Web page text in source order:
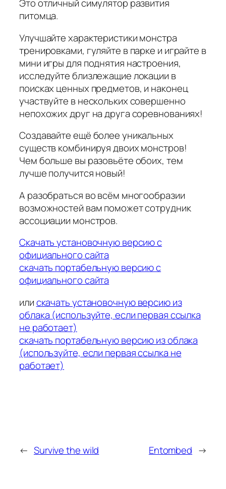
Это отличный симулятор развития
питомца.
Улучшайте характеристики монстра
тренировками, гуляйте в парке и играйте в
мини игры для поднятия настроения,
исследуйте близлежащие локации в
поисках ценных предметов, и наконец
участвуйте в нескольких совершенно
непохожих друг на друга соревнованиях!
Создавайте ещё более уникальных
существ комбинируя двоих монстров!
Чем больше вы разовьёте обоих, тем
лучше получится новый!
А разобраться во всём многообразии
возможностей вам поможет сотрудник
ассоциации монстров.
Скачать установочную версию с
официального сайта
скачать портабельную версию с
официального сайта
илискачать установочную версию из
облака (используйте, если первая ссылка
не работает)
скачать портабельную версию из облака
(используйте, если первая ссылка не
работает)
← Survive the wild Entombed →